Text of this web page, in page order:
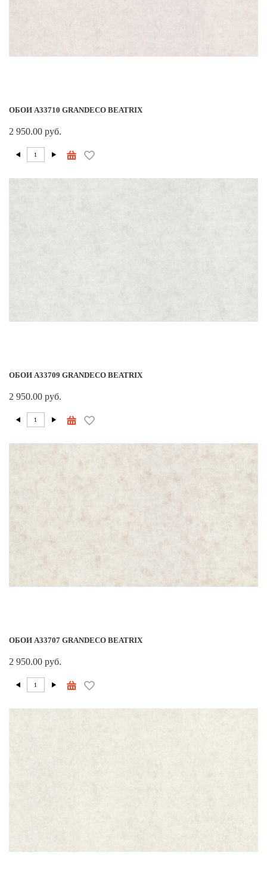
ОБОИ A33710 GRANDECO BEATRIX
2 950.00 руб.
ОБОИ A33709 GRANDECO BEATRIX
2 950.00 руб.
ОБОИ A33707 GRANDECO BEATRIX
2 950.00 руб.